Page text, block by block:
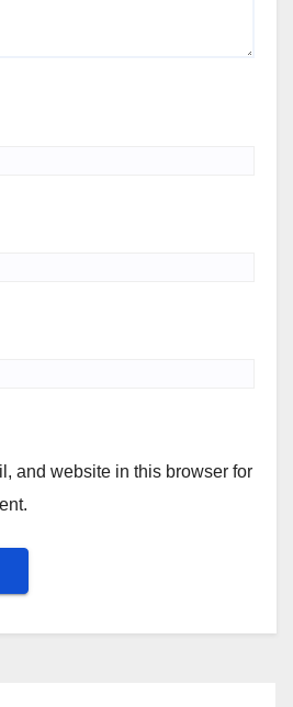
and website in this browser for